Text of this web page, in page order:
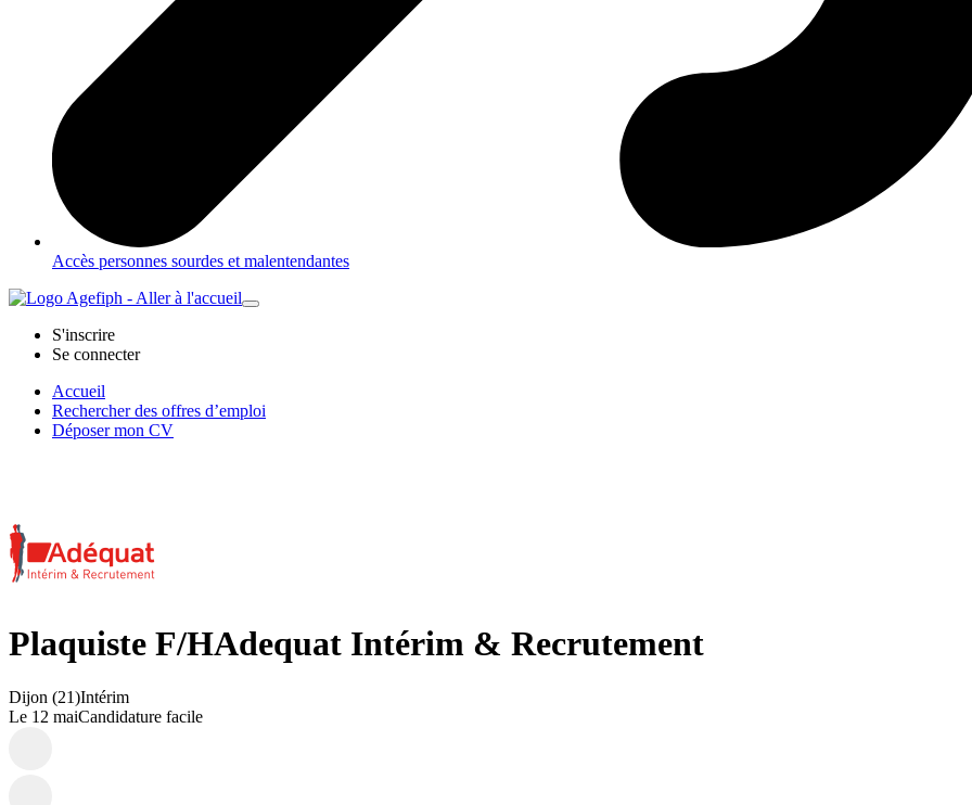
Accès personnes sourdes et malentendantes
S'inscrire
Se connecter
Accueil
Rechercher des offres d’emploi
Déposer mon CV
Plaquiste F/HAdequat Intérim & Recrutement
Dijon (21)Intérim
Le 12 maiCandidature facile